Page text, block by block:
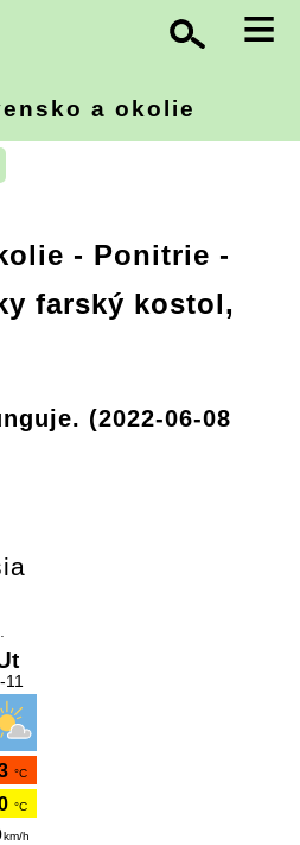
≡
a okolie
- Ponitrie -
farský kostol,
(2022-06-08